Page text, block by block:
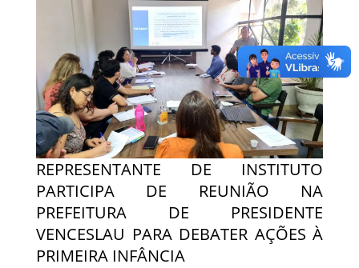
REPRESENTANTE DE INSTITUTO
PARTICIPA DE REUNIÃO NA
PREFEITURA DE PRESIDENTE
VENCESLAU PARA DEBATER AÇÕES À
PRIMEIRA INFÂNCIA